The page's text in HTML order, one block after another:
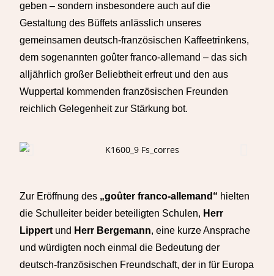
geben – sondern insbesondere auch auf die
Gestaltung des Büffets anlässlich unseres
gemeinsamen deutsch-französischen Kaffeetrinkens,
dem sogenannten goûter franco-allemand – das sich
alljährlich großer Beliebtheit erfreut und den aus
Wuppertal kommenden französischen Freunden
reichlich Gelegenheit zur Stärkung bot.
Zur Eröffnung des „goûter franco-allemand“ hielten
die Schulleiter beider beteiligten Schulen, Herr
Lippert und Herr Bergemann, eine kurze Ansprache
und würdigten noch einmal die Bedeutung der
deutsch-französischen Freundschaft, der in für Europa